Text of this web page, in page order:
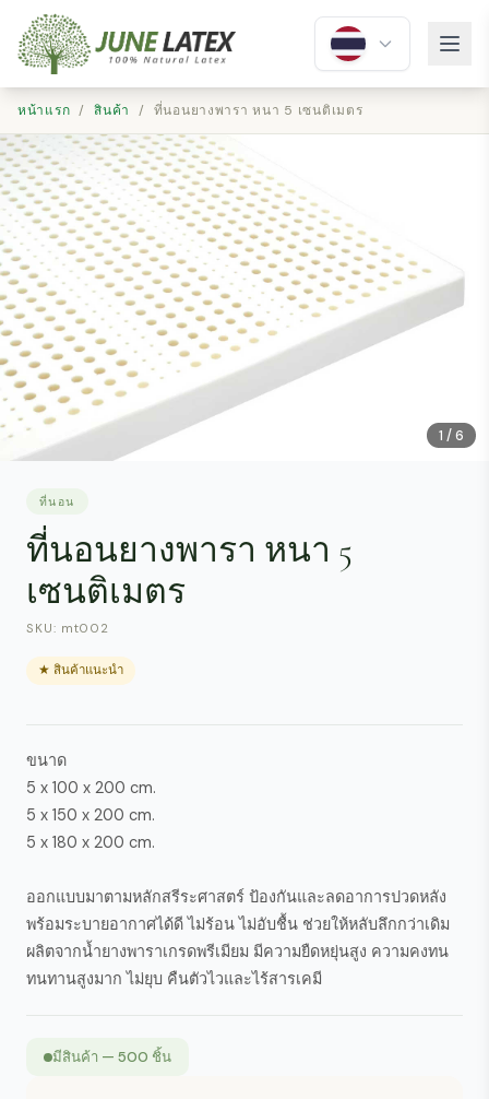
หน้าแรก / สินค้า / ที่นอนยางพารา หนา 5 เซนติเมตร
1 / 6
ที่นอน
ที่นอนยางพารา หนา 5
เซนติเมตร
SKU: mt002
★ สินค้าแนะนำ
ขนาด
5 x 100 x 200 cm.
5 x 150 x 200 cm.
5 x 180 x 200 cm.
ออกแบบมาตามหลักสรีระศาสตร์ ป้องกันและลดอาการปวดหลัง
พร้อมระบายอากาศได้ดี ไม่ร้อน ไม่อับชื้น ช่วยให้หลับลึกกว่าเดิม
ผลิตจากน้ำยางพาราเกรดพรีเมียม มีความยืดหยุ่นสูง ความคงทน
ทนทานสูงมาก ไม่ยุบ คืนตัวไวและไร้สารเคมี
มีสินค้า — 500 ชิ้น